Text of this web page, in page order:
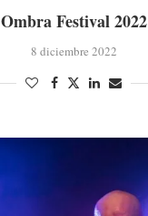
Ombra Festival 2022
8 diciembre 2022